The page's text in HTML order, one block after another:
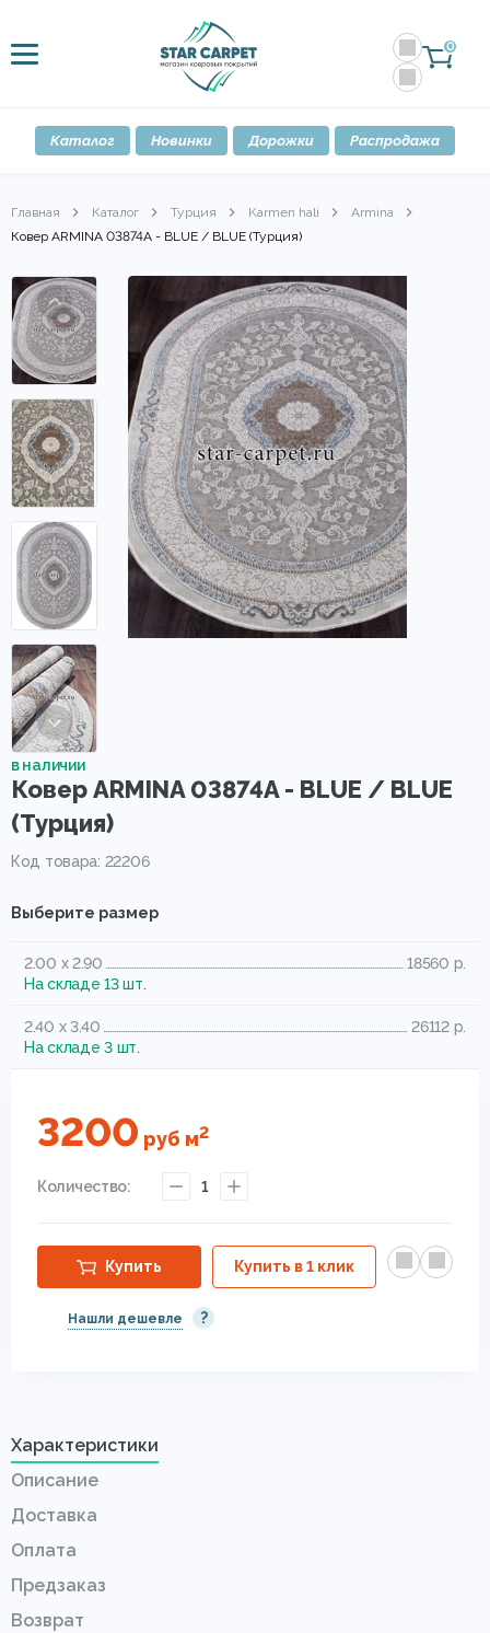
0
Каталог Новинки Дорожки Распродажа
Главная Каталог Турция Karmen hali
Armina
Ковер ARMINA 03874A - BLUE / BLUE (Турция)
в наличии
Ковер ARMINA 03874A - BLUE / BLUE
(Турция)
Код товара: 22206
Выберите размер
2.00 x 2.90
18560 р.
На складе 13 шт.
2.40 x 3.40
26112 р.
На складе 3 шт.
3200 руб м2
Количество: 1
Купить Купить в 1 клик
Нашли дешевле ?
Характеристики
Описание
Доставка
Оплата
Предзаказ
Возврат